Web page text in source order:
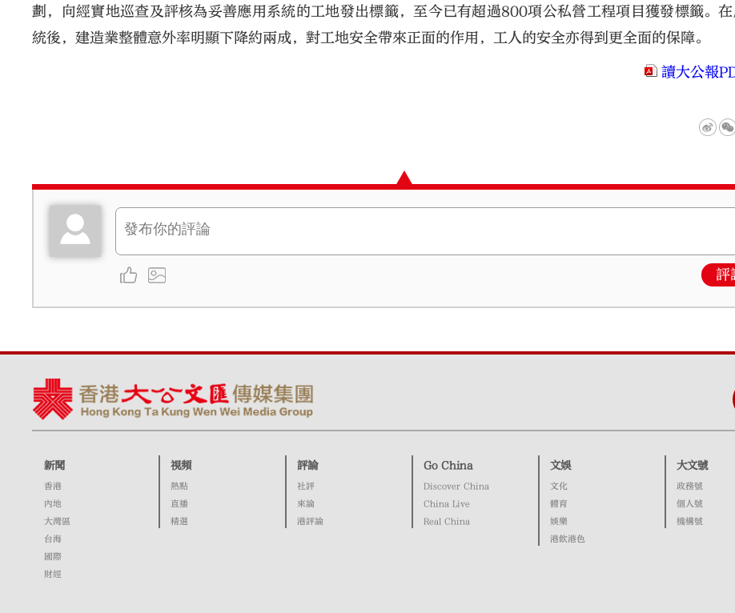
劃，向經實地巡查及評核為妥善應用系統的工地發出標籤，至今已有超過800項公私營工程項目獲發標籤。
統後，建造業整體意外率明顯下降約兩成，對工地安全帶來正面的作用，工人的安全亦得到更全面的保障。
讀大公報
評
新聞
香港
內地
大灣區
台海
國際
財經
視頻
熱點
直播
精選
評論
社評
來論
港評論
Go China
Discover China
China Live
Real China
文娛
文化
體育
娛樂
港飲港色
大文號
政務號
個人號
機構號